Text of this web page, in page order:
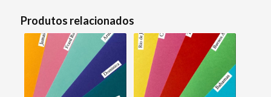
Produtos relacionados